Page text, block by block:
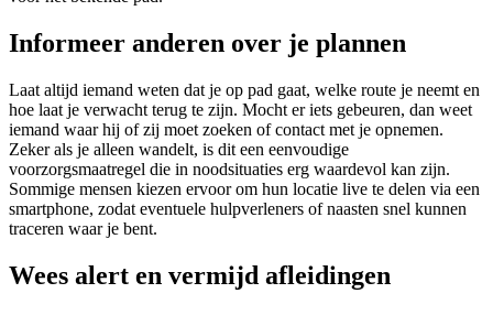
Informeer anderen over je plannen
Laat altijd iemand weten dat je op pad gaat, welke route je neemt en
hoe laat je verwacht terug te zijn. Mocht er iets gebeuren, dan weet
iemand waar hij of zij moet zoeken of contact met je opnemen.
Zeker als je alleen wandelt, is dit een eenvoudige
voorzorgsmaatregel die in noodsituaties erg waardevol kan zijn.
Sommige mensen kiezen ervoor om hun locatie live te delen via een
smartphone, zodat eventuele hulpverleners of naasten snel kunnen
traceren waar je bent.
Wees alert en vermijd afleidingen